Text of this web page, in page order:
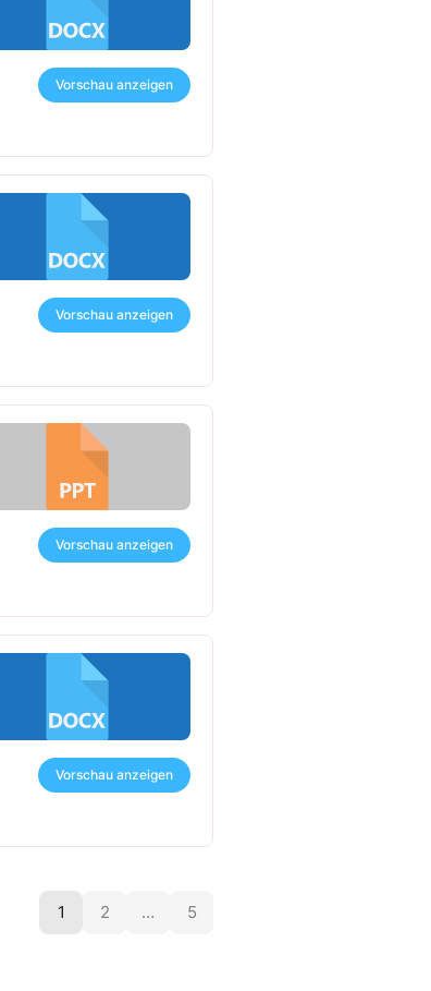
Vorschau anzeigen
Vorschau anzeigen
Vorschau anzeigen
Vorschau anzeigen
1 2 … 5